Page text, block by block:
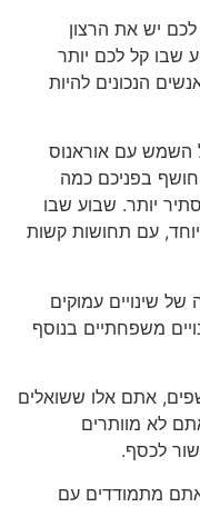
יש את הרצון
שבו קל לכם יותר
הנכונים להיות
השמש עם אוראנוס
בפניכם כמה
יותר. שבוע שבו
עם תחושות קשות
שינויים עמוקים
משפחתיים בנוסף
אתם אלו ששואלים
לא מוותרים
לכסף.
מתמודדים עם